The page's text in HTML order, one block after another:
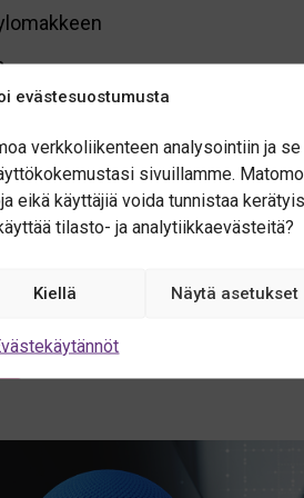
evästesuostumusta
verkkoliikenteen analysointiin ja se
sivuillamme.
eikä käyttäjiä voida tunnistaa
tilasto- ja analytiikkaevästeitä?
Kiellä Näytä asetukset
kypsyydestä.
taso verrattuna muihin
suosituksia ja
myös muilta EDIH-